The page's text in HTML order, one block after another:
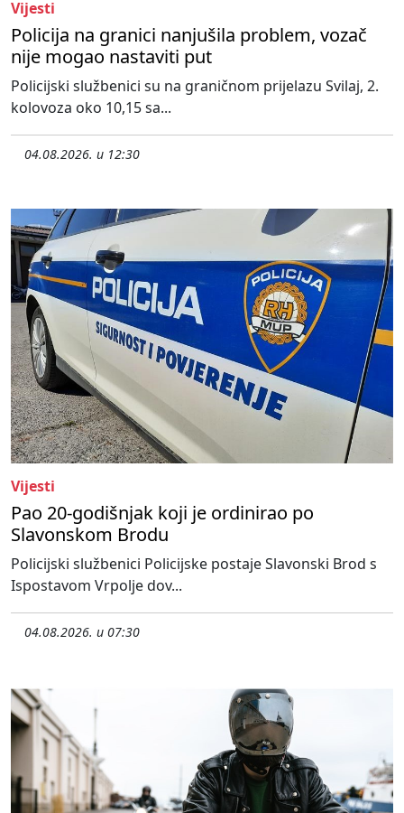
Vijesti
Policija na granici nanjušila problem, vozač
nije mogao nastaviti put
Policijski službenici su na graničnom prijelazu Svilaj, 2.
kolovoza oko 10,15 sa...
04.08.2026. u 12:30
Vijesti
Pao 20-godišnjak koji je ordinirao po
Slavonskom Brodu
Policijski službenici Policijske postaje Slavonski Brod s
Ispostavom Vrpolje dov...
04.08.2026. u 07:30